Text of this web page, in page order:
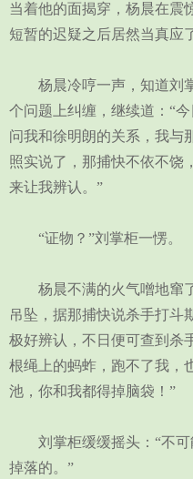
当着他的面揭穿，杨晨在震
短暂的迟疑之后居然当真应
杨晨冷哼一声，知道刘
个问题上纠缠，继续道：“
问我和徐明朗的关系，我与
照实说了，那捕快不依不饶
来让我辨认。”
“证物？”刘掌柜一愣。
杨晨不满的火气噌地窜了
吊坠，据那捕快说杀手打斗
极好辨认，不日便可查到杀
根绳上的蚂蚱，跑不了我，
池，你和我都得掉脑袋！”
刘掌柜缓缓摇头：“不可
掉落的。”